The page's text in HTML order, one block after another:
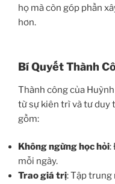
họ mà còn góp phần
hơn.
Bí Quyết Thành
Thành công của
từ sự kiên trì và tư duy
gồm:
Không ngừng học hỏi:
mỗi ngày.
Trao giá trị: Tập trung